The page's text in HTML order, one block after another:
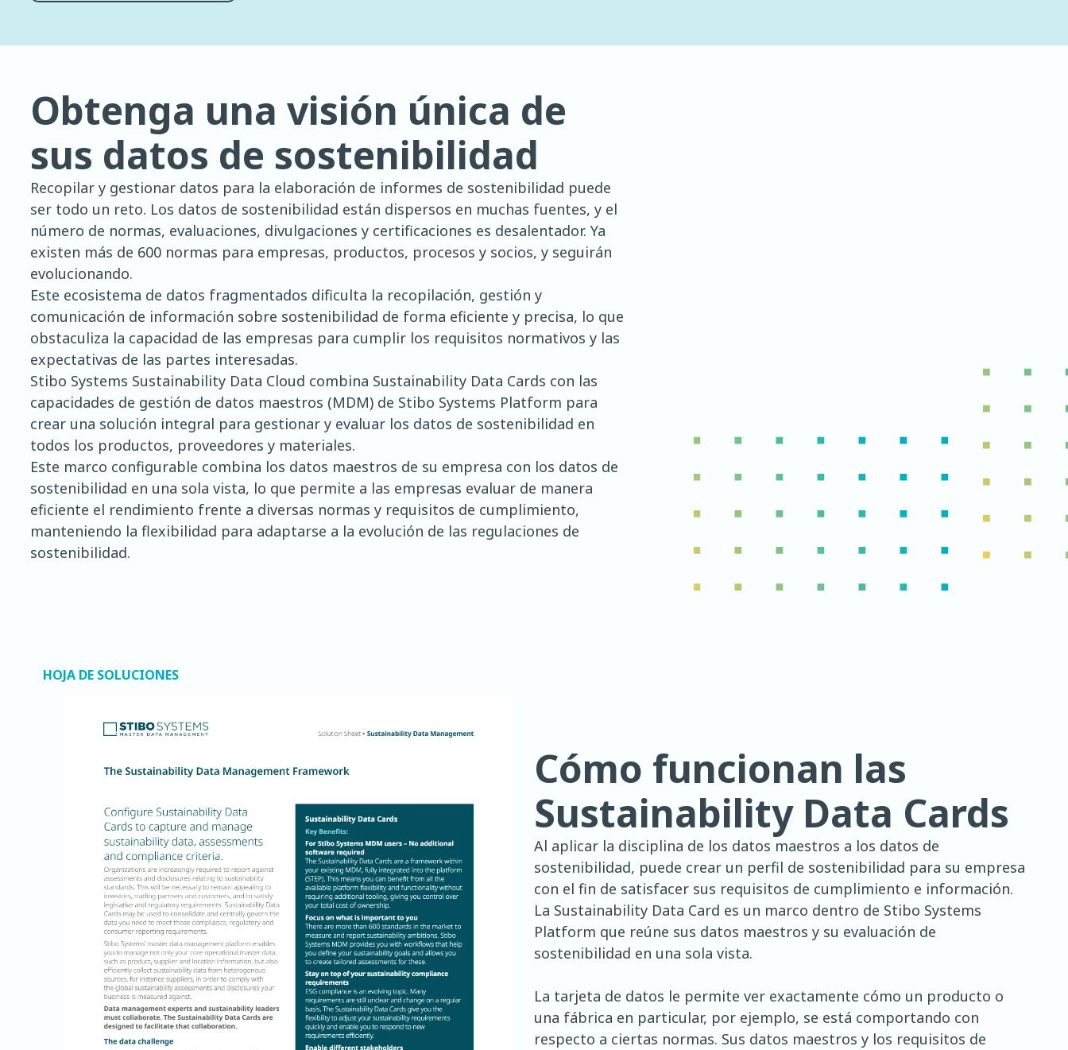
Obtenga una visión única de
sus datos de sostenibilidad
Recopilar y gestionar datos para la elaboración de informes de sostenibilidad puede
ser todo un reto. Los datos de sostenibilidad están dispersos en muchas fuentes, y el
número de normas, evaluaciones, divulgaciones y certificaciones es desalentador. Ya
existen más de 600 normas para empresas, productos, procesos y socios, y seguirán
evolucionando.
Este ecosistema de datos fragmentados dificulta la recopilación, gestión y
comunicación de información sobre sostenibilidad de forma eficiente y precisa, lo que
obstaculiza la capacidad de las empresas para cumplir los requisitos normativos y las
expectativas de las partes interesadas.
Stibo Systems Sustainability Data Cloud combina Sustainability Data Cards con las
capacidades de gestión de datos maestros (MDM) de Stibo Systems Platform para
crear una solución integral para gestionar y evaluar los datos de sostenibilidad en
todos los productos, proveedores y materiales.
Este marco configurable combina los datos maestros de su empresa con los datos de
sostenibilidad en una sola vista, lo que permite a las empresas evaluar de manera
eficiente el rendimiento frente a diversas normas y requisitos de cumplimiento,
manteniendo la flexibilidad para adaptarse a la evolución de las regulaciones de
sostenibilidad.
HOJA DE SOLUCIONES
Cómo funcionan las
Sustainability Data Cards
Al aplicar la disciplina de los datos maestros a los datos de
sostenibilidad, puede crear un perfil de sostenibilidad para su empresa
con el fin de satisfacer sus requisitos de cumplimiento e información.
La Sustainability Data Card es un marco dentro de Stibo Systems
Platform que reúne sus datos maestros y su evaluación de
sostenibilidad en una sola vista.
La tarjeta de datos le permite ver exactamente cómo un producto o
una fábrica en particular, por ejemplo, se está comportando con
respecto a ciertas normas. Sus datos maestros y los requisitos de